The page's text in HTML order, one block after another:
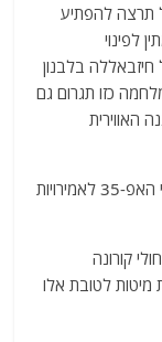
תרצה להפתיע
לפינוי
בלבנון
כזו תגרום גם
האווירית
*- ארה"ב השהתה, לעת עתה, את מכירת מטוסי האפ-35 לאמירויות
קורונה
מיטות לטובת אלו